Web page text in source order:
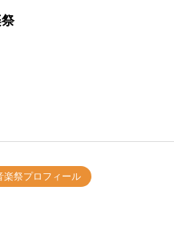
楽祭プロフィール